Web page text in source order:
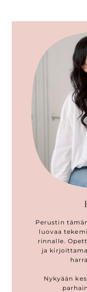
Perustin
luovaa
rinnalle.
ja
Nykyään